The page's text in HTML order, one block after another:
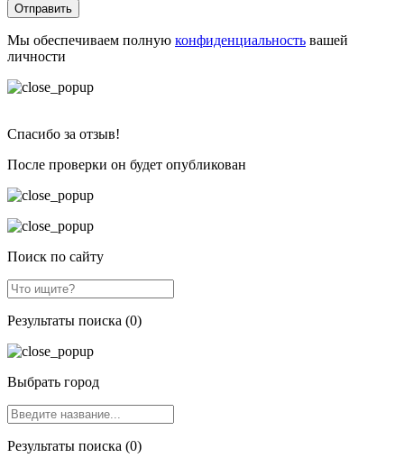
Отправить
Мы обеспечиваем полную конфиденциальность вашей
личности
Спасибо за отзыв!
После проверки он будет опубликован
Поиск по сайту
Результаты поиска (0)
Выбрать город
Результаты поиска (0)